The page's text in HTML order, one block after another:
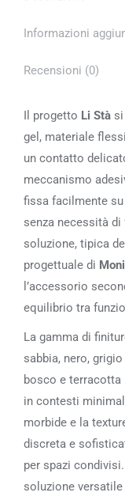
Informazioni
Recensioni (0)
Il progetto Li Stà
gel, materiale
un contatto
meccanismo
fissa facilmente
senza necessità
soluzione, tipica
progettuale di
l’accessorio
equilibrio tra
La gamma di
sabbia, nero,
bosco e
in contesti
morbide e la
discreta e
per spazi condivisi.
soluzione